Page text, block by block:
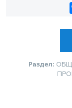
Раздел: